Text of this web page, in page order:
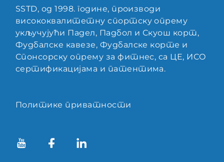
SSTD, од 1998. године, производи
висококвалитетну спортску опрему
укључујући Падел, Падбол и Скуош корт,
Фудбалске кавезе, Фудбалске корте и
Спонсорску опрему за фитнес, са ЦЕ, ИСО
сертификацијама и патентима.
Политике приватности